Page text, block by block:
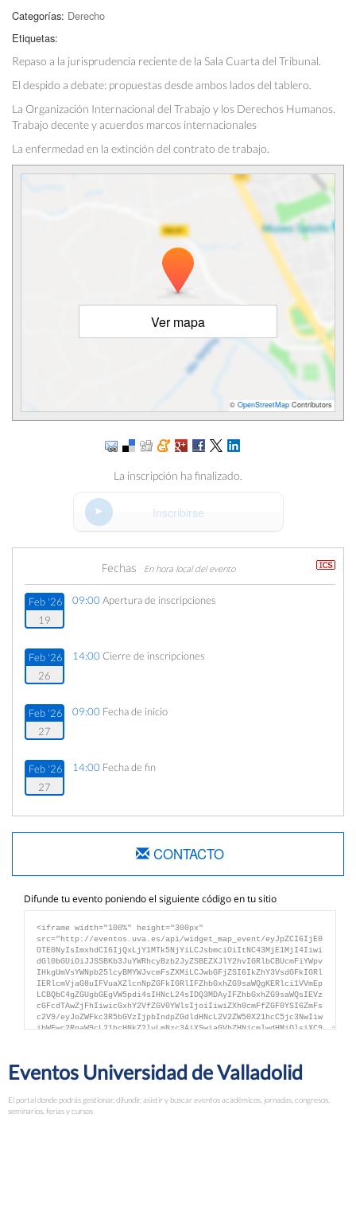
Categorías: Derecho
Etiquetas:
Repaso a la jurisprudencia reciente de la Sala Cuarta del Tribunal.
El despido a debate: propuestas desde ambos lados del tablero.
La Organización Internacional del Trabajo y los Derechos Humanos.
Trabajo decente y acuerdos marcos internacionales
La enfermedad en la extinción del contrato de trabajo.
Ver mapa
© OpenStreetMap Contributors
La inscripción ha finalizado.
Inscribirse
Fechas En hora local del evento
Feb '26
19
09:00 Apertura de inscripciones
Feb '26
26
14:00 Cierre de inscripciones
Feb '26
27
09:00 Fecha de inicio
Feb '26
27
14:00 Fecha de fin
CONTACTO
Difunde tu evento poniendo el siguiente código en tu sitio
Eventos Universidad de Valladolid
El portal donde podrás gestionar, difundir, asistir y buscar eventos académicos, jornadas, congresos,
seminarios, ferias y cursos